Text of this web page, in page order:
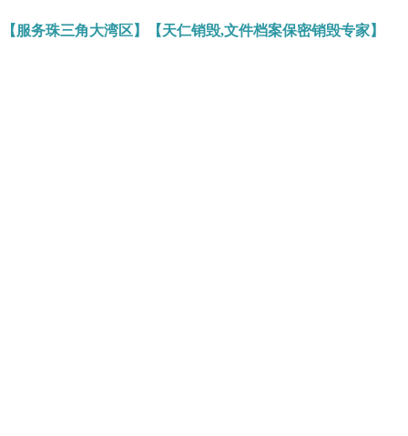
服务珠三角大湾区】【天仁销毁,文件档案保密销毁专家】